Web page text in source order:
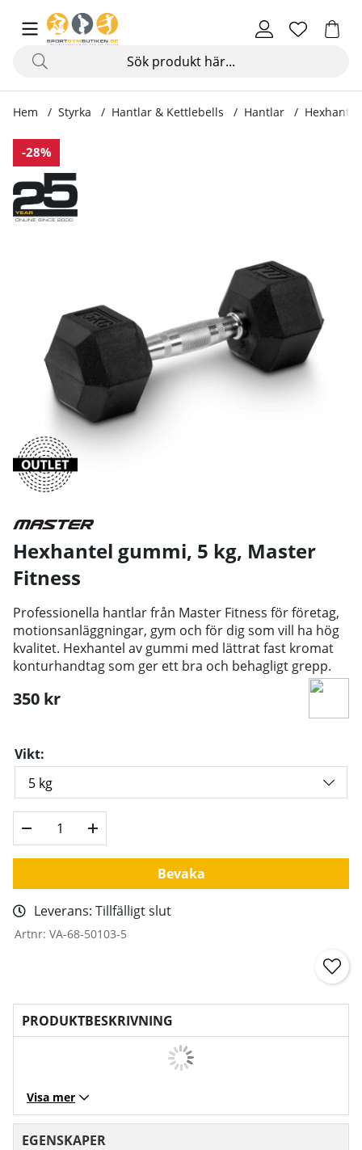
Hem Styrka Hantlar & Kettlebells Hantlar
-28%
Produktbilder Hexhantel gummi
Hexhantel gummi, 5 kg, Master
Fitness
Professionella hantlar från Master Fitness för företag,
motionsanläggningar, gym och för dig som vill ha hög
kvalitet. Hexhantel av gummi med lättrat fast kromat
konturhandtag som ger ett bra och behagligt grepp.
350 kr
Vikt:
Bevaka
Leverans: Tillfälligt slut
Artnr: VA-68-50103-5
PRODUKTBESKRIVNING
Visa mer
EGENSKAPER